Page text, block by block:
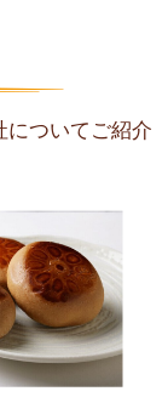
についてご紹介